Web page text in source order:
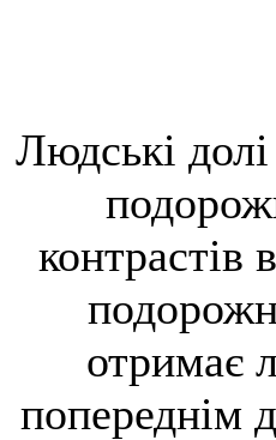
Людські
контрастів
отримає
попереднім